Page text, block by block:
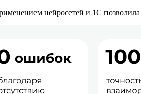
нейросетей и 1С